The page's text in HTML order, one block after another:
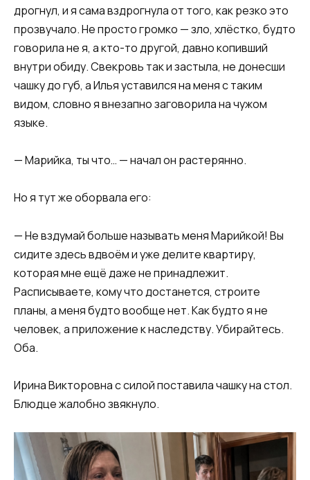
дрогнул, и я сама вздрогнула от того, как резко это
прозвучало. Не просто громко — зло, хлёстко, будто
говорила не я, а кто-то другой, давно копивший
внутри обиду. Свекровь так и застыла, не донесши
чашку до губ, а Илья уставился на меня с таким
видом, словно я внезапно заговорила на чужом
языке.
— Марийка, ты что… — начал он растерянно.
Но я тут же оборвала его:
— Не вздумай больше называть меня Марийкой! Вы
сидите здесь вдвоём и уже делите квартиру,
которая мне ещё даже не принадлежит.
Расписываете, кому что достанется, строите
планы, а меня будто вообще нет. Как будто я не
человек, а приложение к наследству. Убирайтесь.
Оба.
Ирина Викторовна с силой поставила чашку на стол.
Блюдце жалобно звякнуло.